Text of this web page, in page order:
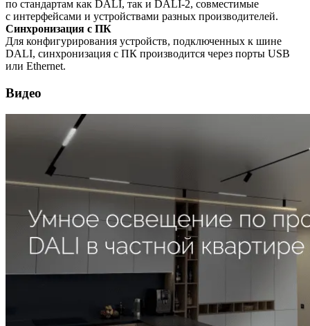
по стандартам как DALI, так и DALI-2, совместимые
с интерфейсами и устройствами разных производителей.
Синхронизация с ПК
Для конфигурирования устройств, подключенных к шине
DALI, синхронизация с ПК производится через порты USB
или Ethernet.
Видео